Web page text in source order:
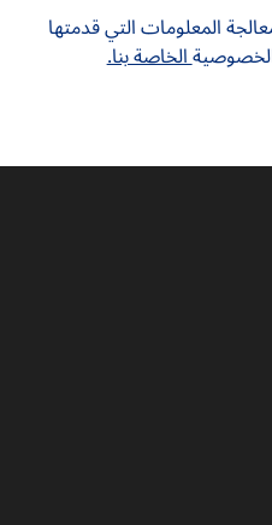
المعلومات التي قدمتها
الخاصة بنا.